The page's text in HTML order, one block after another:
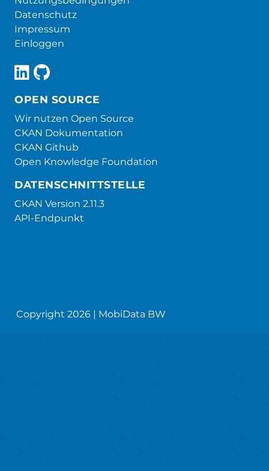
Datenschutz
Impressum
Einloggen
OPEN SOURCE
Wir nutzen Open Source
CKAN Dokumentation
CKAN Github
Open Knowledge Foundation
DATENSCHNITTSTELLE
CKAN Version 2.11.3
API-Endpunkt
Copyright 2026 | MobiData BW